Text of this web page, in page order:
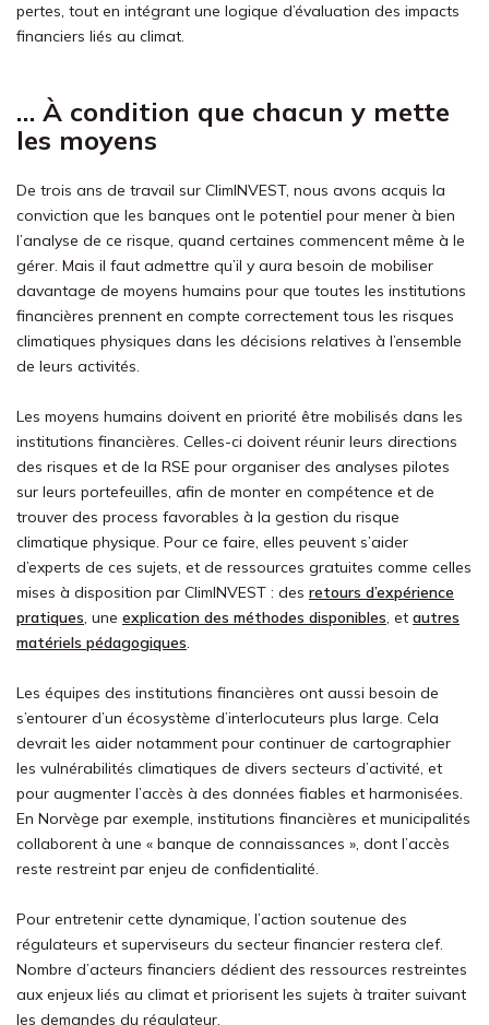
pertes, tout en intégrant une logique d’évaluation des impacts
financiers liés au climat.
… À condition que chacun y mette
les moyens
De trois ans de travail sur ClimINVEST, nous avons acquis la
conviction que les banques ont le potentiel pour mener à bien
l’analyse de ce risque, quand certaines commencent même à le
gérer. Mais il faut admettre qu’il y aura besoin de mobiliser
davantage de moyens humains pour que toutes les institutions
financières prennent en compte correctement tous les risques
climatiques physiques dans les décisions relatives à l’ensemble
de leurs activités.
Les moyens humains doivent en priorité être mobilisés dans les
institutions financières. Celles-ci doivent réunir leurs directions
des risques et de la RSE pour organiser des analyses pilotes
sur leurs portefeuilles, afin de monter en compétence et de
trouver des process favorables à la gestion du risque
climatique physique. Pour ce faire, elles peuvent s’aider
d’experts de ces sujets, et de ressources gratuites comme celles
mises à disposition par ClimINVEST : des retours d’expérience
pratiques, une explication des méthodes disponibles, et autres
matériels pédagogiques.
Les équipes des institutions financières ont aussi besoin de
s’entourer d’un écosystème d’interlocuteurs plus large. Cela
devrait les aider notamment pour continuer de cartographier
les vulnérabilités climatiques de divers secteurs d’activité, et
pour augmenter l’accès à des données fiables et harmonisées.
En Norvège par exemple, institutions financières et municipalités
collaborent à une « banque de connaissances », dont l’accès
reste restreint par enjeu de confidentialité.
Pour entretenir cette dynamique, l’action soutenue des
régulateurs et superviseurs du secteur financier restera clef.
Nombre d’acteurs financiers dédient des ressources restreintes
aux enjeux liés au climat et priorisent les sujets à traiter suivant
les demandes du régulateur.